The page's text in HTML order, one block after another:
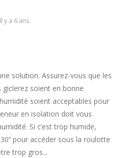
il y a 6 ans
solution. Assurez-vous que les
giclerez soient en bonne
soient acceptables pour
en isolation doit vous
Si c’est trop humide,
pour accéder sous la roulotte
trop gros...